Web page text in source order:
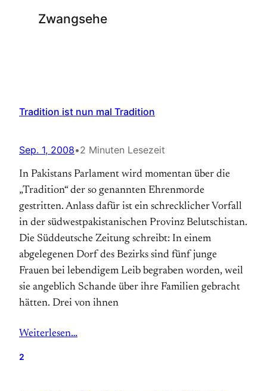
Zwangsehe
Tradition ist nun mal Tradition
Sep. 1, 2008•2 Minuten Lesezeit
In Pakistans Parlament wird momentan über die
„Tradition“ der so genannten Ehrenmorde
gestritten. Anlass dafür ist ein schrecklicher Vorfall
in der südwestpakistanischen Provinz Belutschistan.
Die Süddeutsche Zeitung schreibt: In einem
abgelegenen Dorf des Bezirks sind fünf junge
Frauen bei lebendigem Leib begraben worden, weil
sie angeblich Schande über ihre Familien gebracht
hätten. Drei von ihnen
Weiterlesen…
2